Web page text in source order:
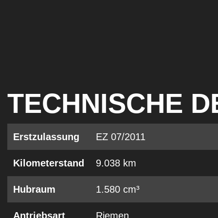
TECHNISCHE
Erstzulassung EZ 07/2011
Kilometerstand 9.038 km
Hubraum 1.580 cm³
Antriebsart Riemen